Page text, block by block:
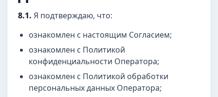
8.1. Я подтверждаю, что:
ознакомлен с настоящим Согласием;
ознакомлен с Политикой
конфиденциальности Оператора;
ознакомлен с Политикой обработки
персональных данных Оператора;